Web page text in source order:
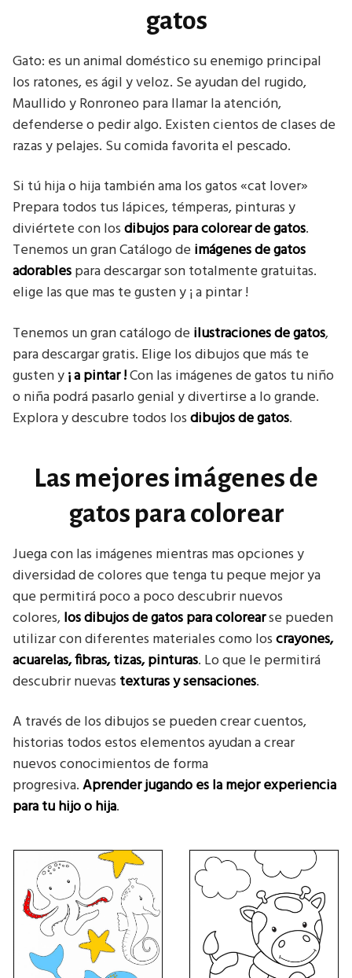
gatos
Gato: es un animal doméstico su enemigo principal
los ratones, es ágil y veloz. Se ayudan del rugido,
Maullido y Ronroneo para llamar la atención,
defenderse o pedir algo. Existen cientos de clases de
razas y pelajes. Su comida favorita el pescado.
Si tú hija o hija también ama los gatos «cat lover»
Prepara todos tus lápices, témperas, pinturas y
diviértete con losdibujos para colorear de gatos.
Tenemos un gran Catálogo de imágenes de gatos
adorablespara descargar son totalmente gratuitas.
elige las que mas te gusten y ¡ a pintar !
Tenemos un gran catálogo de ilustraciones de gatos,
para descargar gratis. Elige los dibujos que más te
gusten y¡ a pintar !Con las imágenes de gatos tu niño
o niña podrá pasarlo genial y divertirse a lo grande.
Explora y descubre todos losdibujos de gatos.
Las mejores imágenes de
gatos para colorear
Juega con las imágenes mientras mas opciones y
diversidad de colores que tenga tu peque mejor ya
que permitirá poco a poco descubrir nuevos
colores,los dibujos de gatos para colorearse pueden
utilizar con diferentes materiales como loscrayones,
acuarelas, fibras, tizas, pinturas. Lo que le permitirá
descubrir nuevas texturas y sensaciones.
A través de los dibujos se pueden crear cuentos,
historias todos estos elementos ayudan a crear
nuevos conocimientos de forma
progresiva.Aprender jugando es la mejor experiencia
para tu hijo o hija.